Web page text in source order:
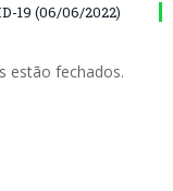
19 (06/06/2022)
estão fechados.